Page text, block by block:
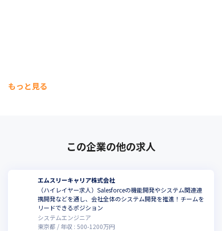
もっと見る
この企業の他の求人
エムスリーキャリア株式会社
（ハイレイヤー求人）Salesforceの機能開発やシステム関連連
携開発などを通し、会社全体のシステム開発を推進！チームを
リードできるポジション
システムエンジニア
東京都
年収 : 500-1200万円